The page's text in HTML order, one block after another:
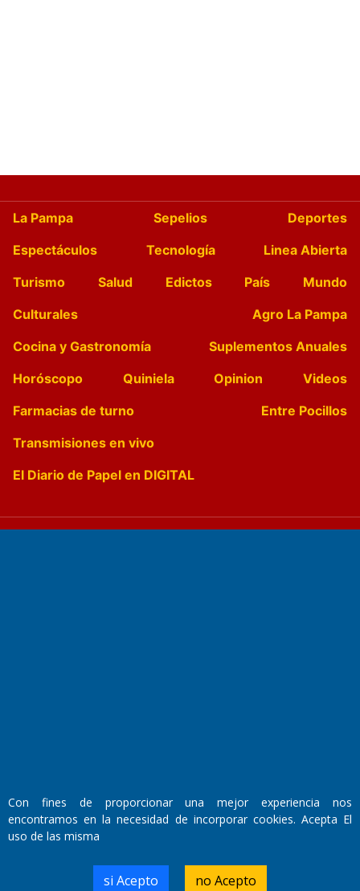
La Pampa Sepelios
Deportes
Espectáculos
Tecnología
Linea Abierta
Turismo
Salud Edictos País
Mundo
Culturales
Agro La Pampa
Cocina y Gastronomía
Suplementos Anuales
Horóscopo
Quiniela Opinion
Videos
Farmacias de turno
Entre Pocillos
Transmisiones en vivo
El Diario de Papel en DIGITAL
Santa Rosa, La Pampa.
Número de Registro DNDA:
Con fines de proporcionar una mejor experiencia nos
encontramos en la necesidad de incorporar cookies. Acepta El
uso de las misma
si Acepto no Acepto